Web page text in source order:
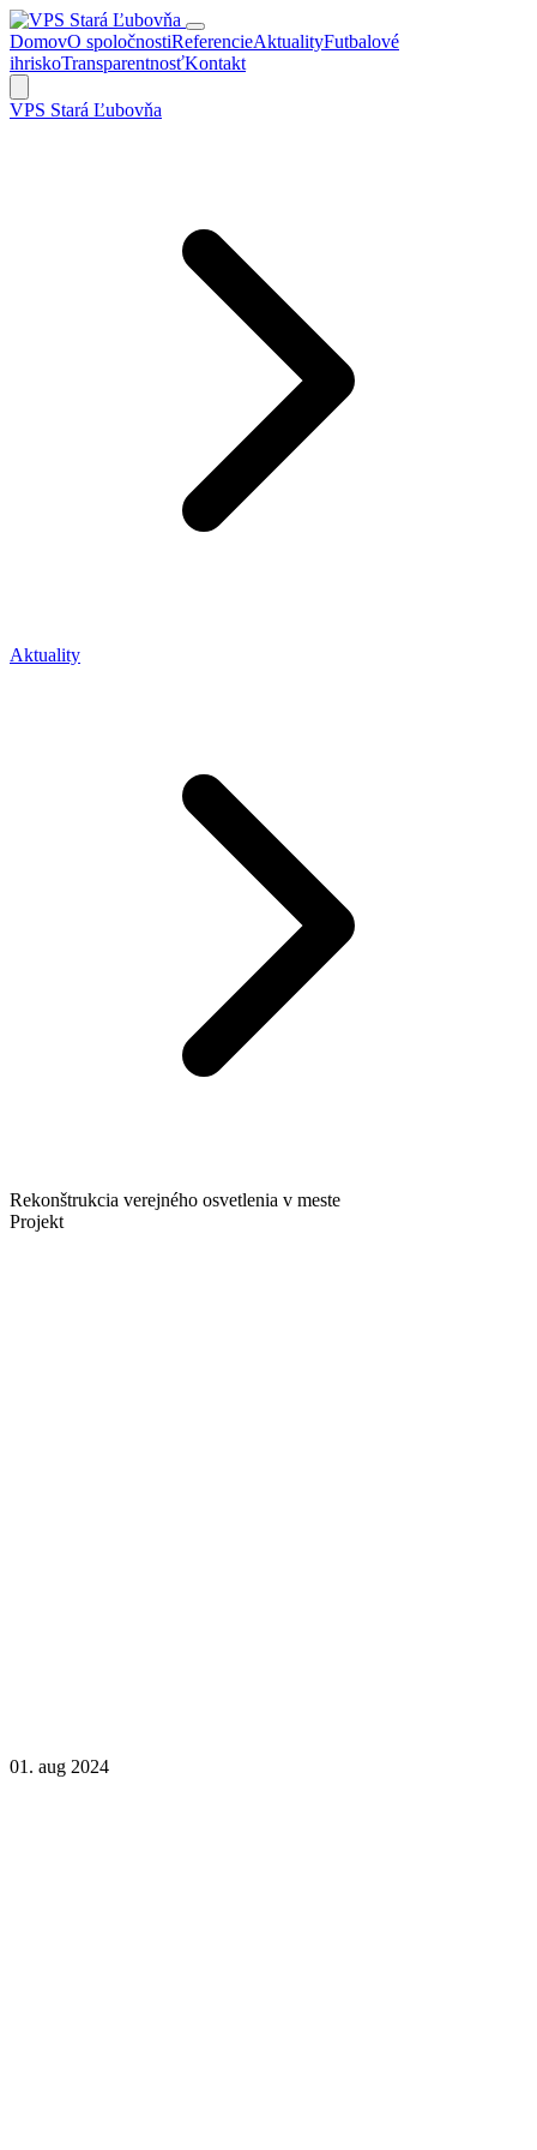
DomovO spoločnostiReferencieAktualityFutbalové
ihriskoTransparentnosťKontakt
VPS Stará Ľubovňa
Aktuality
Rekonštrukcia verejného osvetlenia v meste
Projekt
01. aug 2024